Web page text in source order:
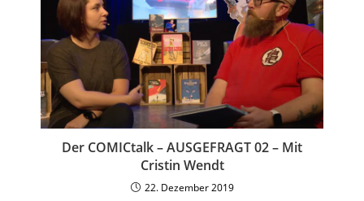
Der COMICtalk – AUSGEFRAGT 02 – Mit
Cristin Wendt
22. Dezember 2019